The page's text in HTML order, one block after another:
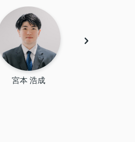
宮本 浩成